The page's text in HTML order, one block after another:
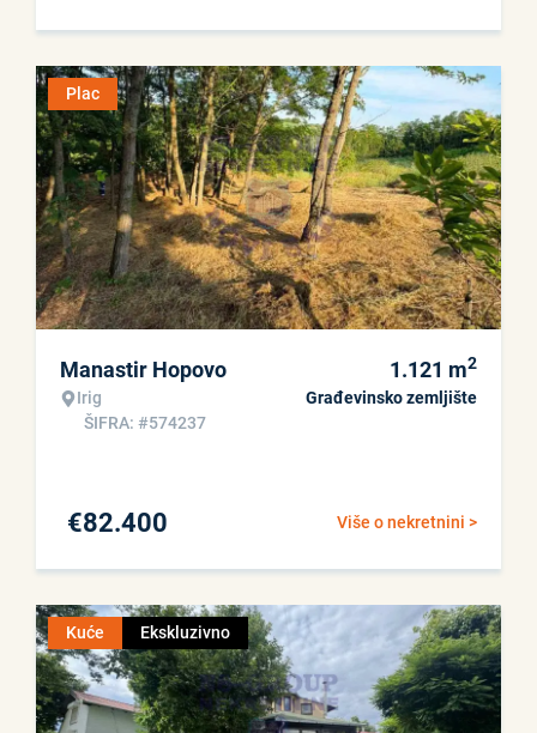
Plac
Manastir Hopovo
Irig
ŠIFRA: #574237
1.121 m2
Građevinsko zemljište
Više o nekretnini >
€82.400
Kuće Ekskluzivno